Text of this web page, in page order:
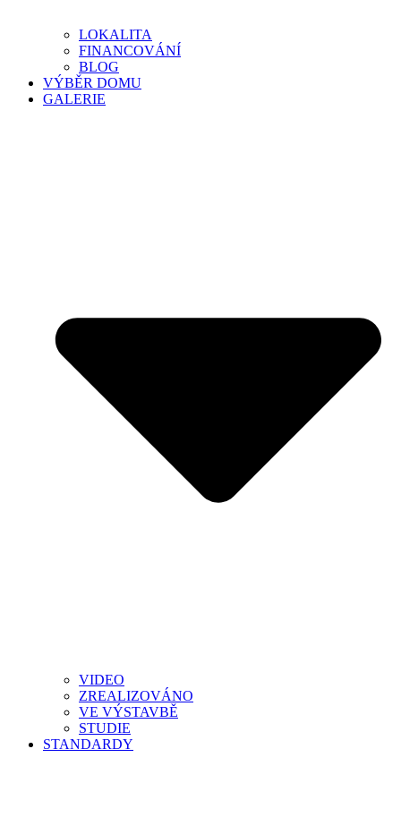
LOKALITA
FINANCOVÁNÍ
BLOG
VÝBĚR DOMU
GALERIE
VIDEO
ZREALIZOVÁNO
VE VÝSTAVBĚ
STUDIE
STANDARDY